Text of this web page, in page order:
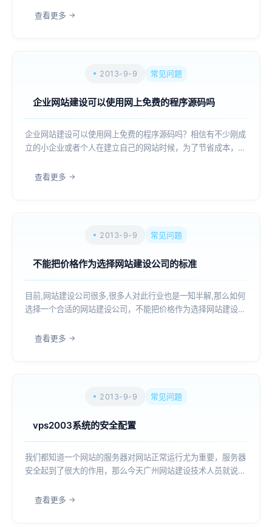
始前把企业网站建设的目的弄明白。二、网站制作要了解企业产
查看更多
2013-9-9 常见问题
企业网站建设可以使用网上免费的程序源码吗
企业网站建设可以使用网上免费的程序源码吗？相信有不少刚成
立的小企业或者个人在建立自己的网站时候，为了节省成本，可
但是这种方式能行吗？建站技术认为不要贪图便宜或者免费而到
查看更多
2013-9-9 常见问题
不能把价格作为选择网站建设公司的标准
目前,网站建设公司很多,很多人对此行业也是一知半解,那么如何
选择一个合适的网站建设公司，不能把价格作为选择网站建设公
制作网站的价位，但仔细看后才发现真是五花八门，不管是从价
查看更多
2013-9-9 常见问题
vps2003系统的安全配置
我们都知道一个网站的服务器对网站正常运行尤为重要，服务器
安全起到了很大的作用，那么今天广州网站建设技术人员就说下
windows2003系统的安全配置需要从哪些方面着手呢？网络技
查看更多